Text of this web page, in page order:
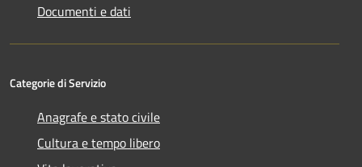
Documenti e dati
Categorie di Servizio
Anagrafe e stato civile
Cultura e tempo libero